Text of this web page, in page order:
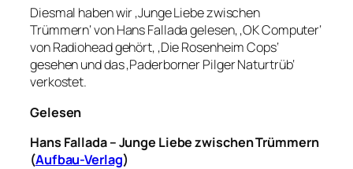
Diesmal haben wir ‚Junge Liebe zwischen
Trümmern‘ von Hans Fallada gelesen, ‚OK Computer‘
von Radiohead gehört, ‚Die Rosenheim Cops‘
gesehen und das ‚Paderborner Pilger Naturtrüb‘
verkostet.
Gelesen
Hans Fallada – Junge Liebe zwischen Trümmern
(Aufbau-Verlag)